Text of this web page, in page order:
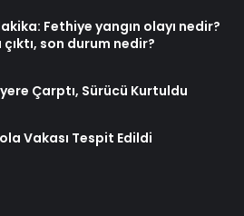
Fethiye yangın olayı nedir?
çıktı, son durum nedir?
Çarptı, Sürücü Kurtuldu
Vakası Tespit Edildi